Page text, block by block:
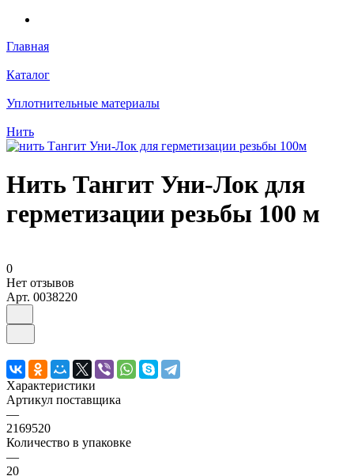
Главная
Каталог
Уплотнительные материалы
Нить
Нить Тангит Уни-Лок для
герметизации резьбы 100 м
0
Нет отзывов
Арт. 0038220
Характеристики
Артикул поставщика
—
2169520
Количество в упаковке
—
20